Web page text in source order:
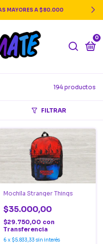
OFF TRANSFERENCIA
0
194 productos
FILTRAR
Mochila Stranger Things
$35.000,00
$29.750,00 con
Transferencia
6 x $5.833,33 sin interés